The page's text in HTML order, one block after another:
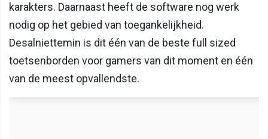
karakters. Daarnaast heeft de software nog werk
nodig op het gebied van toegankelijkheid.
Desalniettemin is dit één van de beste full sized
toetsenborden voor gamers van dit moment en één
van de meest opvallendste.